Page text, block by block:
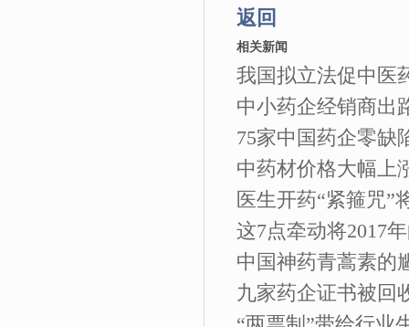
返回
相关新闻
我国拟立法促中医
中小药企经销商出
75家中国药企零缺
中药材价格大幅上
医生开药“紧箍咒”
这7点牵动将2017
中国神药青蒿素的
九家药企证书被回